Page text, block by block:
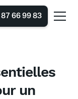
87 66 99 83
un